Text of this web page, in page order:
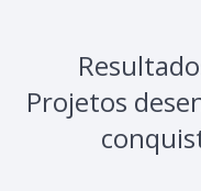
Projetos